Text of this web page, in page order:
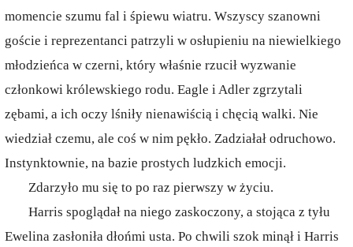
momencie szumu fal i śpiewu wiatru. Wszyscy szanowni
goście i reprezentanci patrzyli w osłupieniu na niewielkiego
młodzieńca w czerni, który właśnie rzucił wyzwanie
członkowi królewskiego rodu. Eagle i Adler zgrzytali
zębami, a ich oczy lśniły nienawiścią i chęcią walki. Nie
wiedział czemu, ale coś w nim pękło. Zadziałał odruchowo.
Instynktownie, na bazie prostych ludzkich emocji.
Zdarzyło mu się to po raz pierwszy w życiu.
Harris spoglądał na niego zaskoczony, a stojąca z tyłu
Ewelina zasłoniła dłońmi usta. Po chwili szok minął i Harris